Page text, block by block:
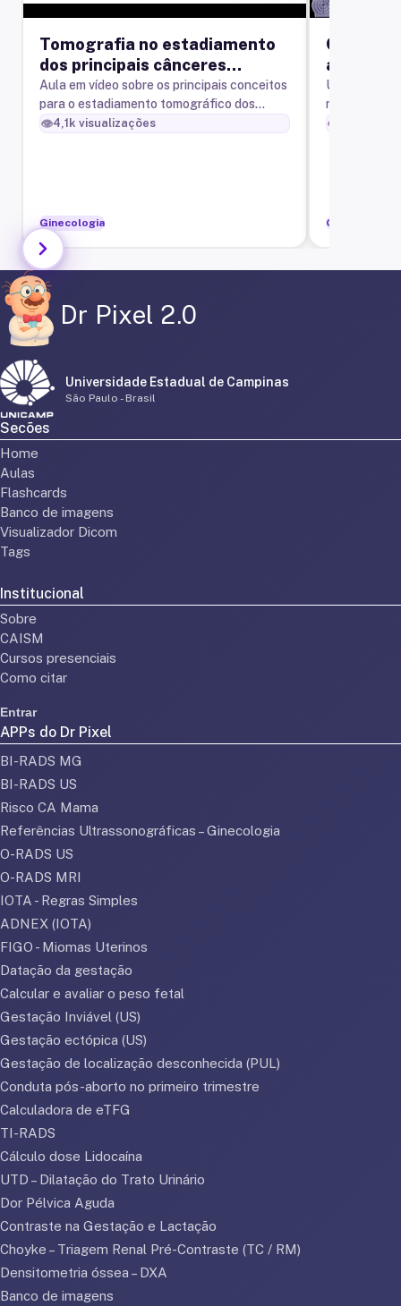
Tomografia no estadiamento
dos principais cânceres
ginecológicos e do câncer de
mama
Aula em vídeo sobre os principais conceitos
para o estadiamento tomográfico dos
cânceres do colo uterino, ovário,
👁️4,1k visualizações
Ginecologia
axilar
👁️
Ginecologia
Dr Pixel 2.0
Universidade Estadual de Campinas
São Paulo - Brasil
Secões
Home
Aulas
Flashcards
Banco de imagens
Visualizador Dicom
Tags
Institucional
Sobre
CAISM
Cursos presenciais
Como citar
Entrar
APPs do Dr Pixel
BI-RADS MG
BI-RADS US
Risco CA Mama
Referências Ultrassonográficas – Ginecologia
O-RADS US
O-RADS MRI
IOTA - Regras Simples
ADNEX (IOTA)
FIGO - Miomas Uterinos
Datação da gestação
Calcular e avaliar o peso fetal
Gestação Inviável (US)
Gestação ectópica (US)
Gestação de localização desconhecida (PUL)
Conduta pós-aborto no primeiro trimestre
Calculadora de eTFG
TI-RADS
Cálculo dose Lidocaína
UTD – Dilatação do Trato Urinário
Dor Pélvica Aguda
Contraste na Gestação e Lactação
Choyke – Triagem Renal Pré-Contraste (TC / RM)
Densitometria óssea – DXA
Banco de imagens